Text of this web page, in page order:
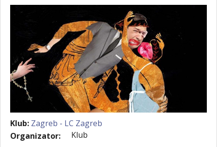
Klub: Zagreb - LC Zagreb
Organizator:
Klub